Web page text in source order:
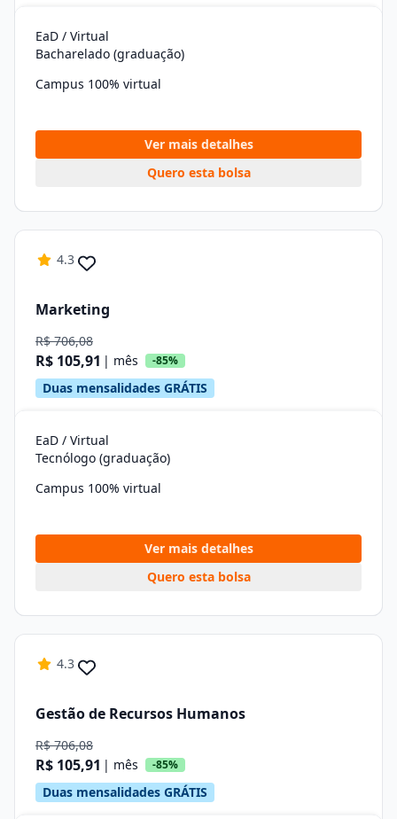
EaD / Virtual
Bacharelado (graduação)
Campus 100% virtual
Ver mais detalhes
Quero esta bolsa
4.3
Marketing
R$ 706,08
R$ 105,91 | mês -85%
Duas mensalidades GRÁTIS
EaD / Virtual
Tecnólogo (graduação)
Campus 100% virtual
Ver mais detalhes
Quero esta bolsa
4.3
Gestão de Recursos Humanos
R$ 706,08
R$ 105,91 | mês -85%
Duas mensalidades GRÁTIS